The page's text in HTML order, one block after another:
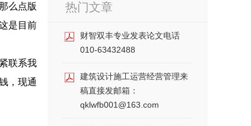
么点版
是目前
联系我
，现通
热门文章
财智双丰专业发表论文电话
010-63432488
建筑设计施工运营经营管理来
稿直接发邮箱：
qklwfb001@163.com